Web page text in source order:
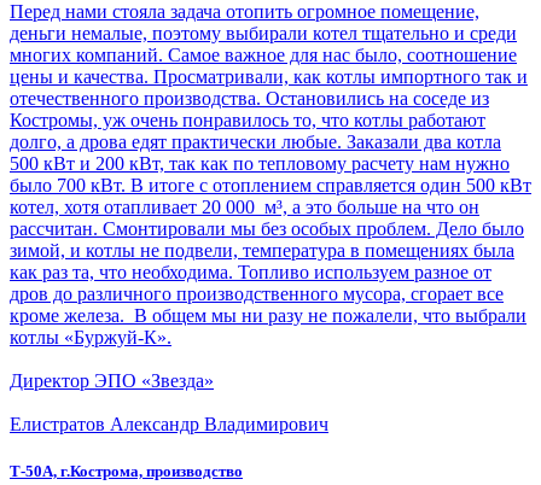
Перед нами стояла задача отопить огромное помещение,
деньги немалые, поэтому выбирали котел тщательно и среди
многих компаний. Самое важное для нас было, соотношение
цены и качества. Просматривали, как котлы импортного так и
отечественного производства. Остановились на соседе из
Костромы, уж очень понравилось то, что котлы работают
долго, а дрова едят практически любые. Заказали два котла
500 кВт и 200 кВт, так как по тепловому расчету нам нужно
было 700 кВт. В итоге с отоплением справляется один 500 кВт
котел, хотя отапливает 20 000 м³, а это больше на что он
рассчитан. Смонтировали мы без особых проблем. Дело было
зимой, и котлы не подвели, температура в помещениях была
как раз та, что необходима. Топливо используем разное от
дров до различного производственного мусора, сгорает все
кроме железа. В общем мы ни разу не пожалели, что выбрали
котлы «Буржуй-К».
Директор ЭПО «Звезда»
Елистратов Александр Владимирович
Т-50А, г.Кострома, производство